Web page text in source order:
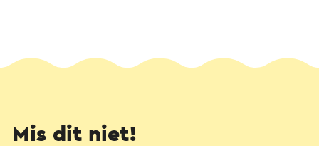
Mis dit niet!